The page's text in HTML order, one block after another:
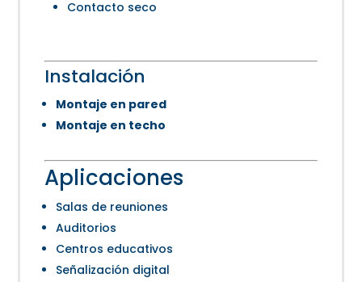
Contacto seco
Instalación
Montaje en pared
Montaje en techo
Aplicaciones
Salas de reuniones
Auditorios
Centros educativos
Señalización digital